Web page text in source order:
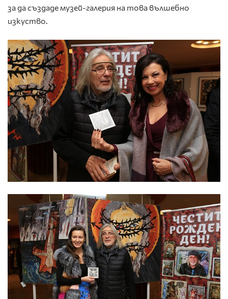
за да създаде музей-галерия на това вълшебно
изкуство.